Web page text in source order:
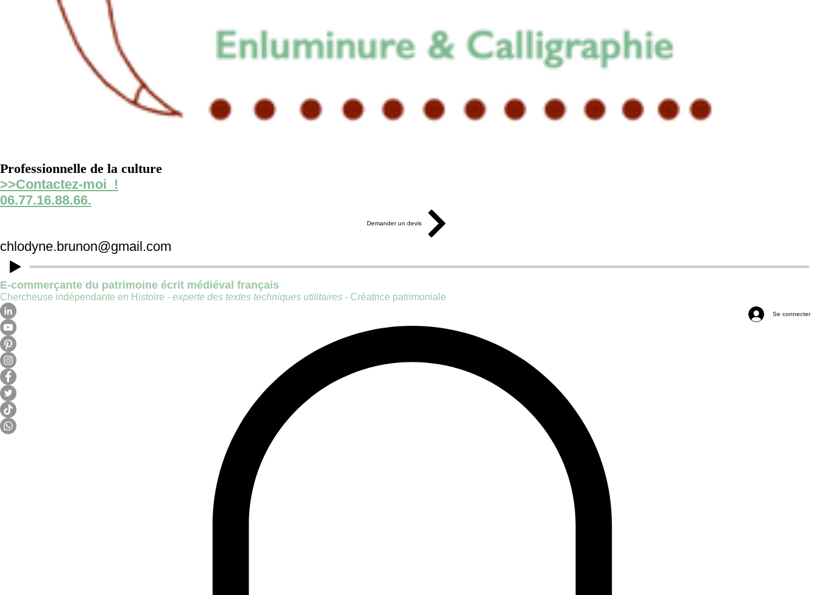
Professionnelle de la culture
>>Contactez-moi !
06.77.16.88.66.
Demander un devis
chlodyne.brunon@gmail.com
E-commerçante du patrimoine écrit médiéval français
Chercheuse indépendante en Histoire - experte des textes techniques utilitaires - Créatrice patrimoniale
Se connecter